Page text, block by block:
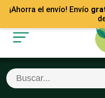
¡Ahorra el envío! EnvíoMis
Mis